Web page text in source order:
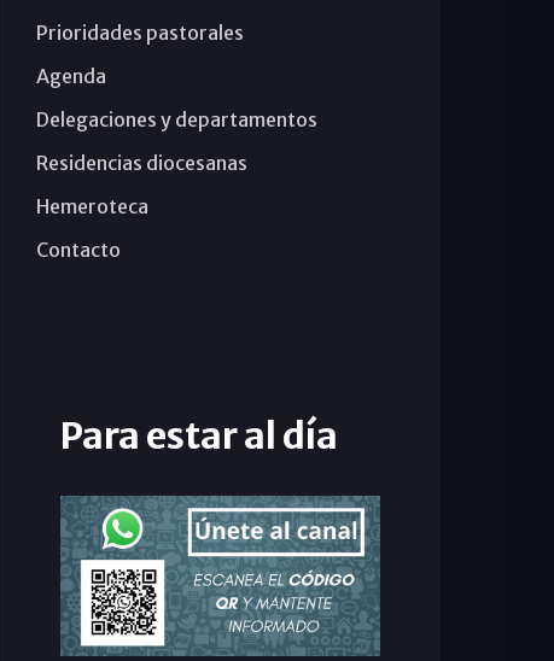
Prioridades pastorales
Agenda
Delegaciones y departamentos
Residencias diocesanas
Hemeroteca
Contacto
Para estar al día